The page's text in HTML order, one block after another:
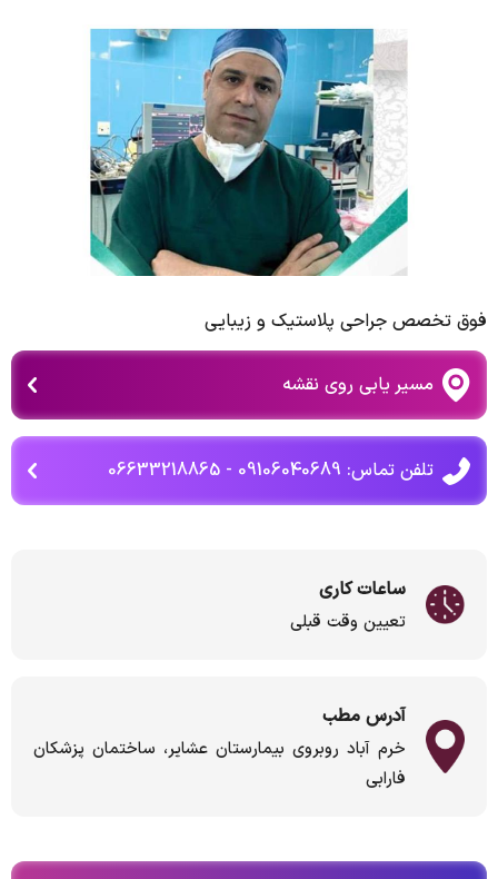
فوق تخصص جراحی پلاستیک و زیبایی
مسیر یابی روی نقشه
تلفن تماس: 09106040689 - 06633218865
ساعات کاری
تعیین وقت قبلی
آدرس مطب
خرم آباد روبروی بیمارستان عشایر، ساختمان پزشکان
فارابی